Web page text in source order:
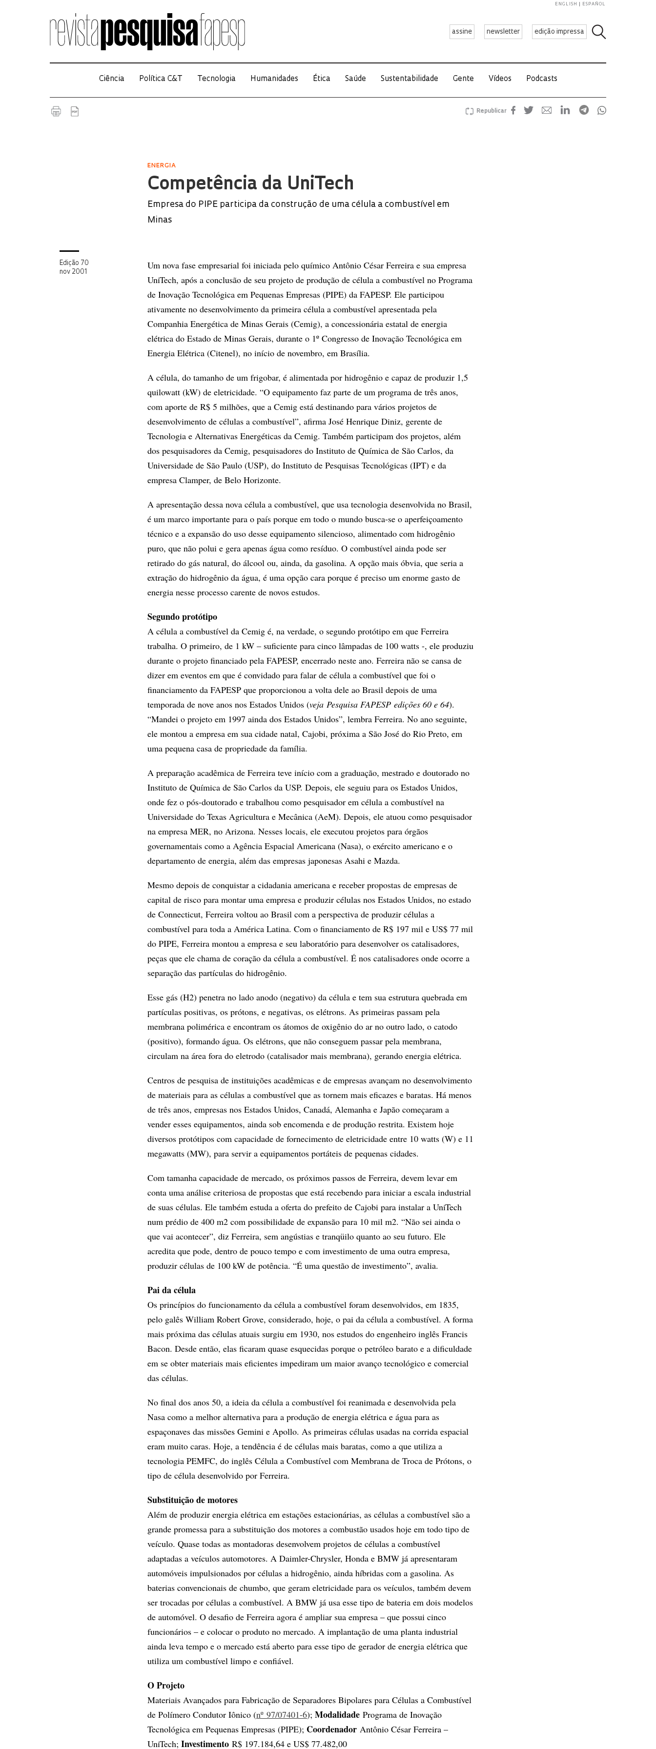
assine newsletter edição impressa
ENGLISH ESPAÑOL
Ciência Política C&T Tecnologia Humanidades Ética Saúde Sustentabilidade Gente Vídeos Podcasts
Republicar
ENERGIA
Competência da UniTech
Empresa do PIPE participa da construção de uma célula a combustível em
Minas
Edição 70
nov 2001
Um nova fase empresarial foi iniciada pelo químico Antônio César Ferreira e sua empresa
UniTech, após a conclusão de seu projeto de produção de célula a combustível no Programa
de Inovação Tecnológica em Pequenas Empresas (PIPE) da FAPESP. Ele participou
ativamente no desenvolvimento da primeira célula a combustível apresentada pela
Companhia Energética de Minas Gerais (Cemig), a concessionária estatal de energia
elétrica do Estado de Minas Gerais, durante o 1º Congresso de Inovação Tecnológica em
Energia Elétrica (Citenel), no início de novembro, em Brasília.
A célula, do tamanho de um frigobar, é alimentada por hidrogênio e capaz de produzir 1,5
quilowatt (kW) de eletricidade. “O equipamento faz parte de um programa de três anos,
com aporte de R$ 5 milhões, que a Cemig está destinando para vários projetos de
desenvolvimento de células a combustível”, afirma José Henrique Diniz, gerente de
Tecnologia e Alternativas Energéticas da Cemig. Também participam dos projetos, além
dos pesquisadores da Cemig, pesquisadores do Instituto de Química de São Carlos, da
Universidade de São Paulo (USP), do Instituto de Pesquisas Tecnológicas (IPT) e da
empresa Clamper, de Belo Horizonte.
A apresentação dessa nova célula a combustível, que usa tecnologia desenvolvida no Brasil,
é um marco importante para o país porque em todo o mundo busca-se o aperfeiçoamento
técnico e a expansão do uso desse equipamento silencioso, alimentado com hidrogênio
puro, que não polui e gera apenas água como resíduo. O combustível ainda pode ser
retirado do gás natural, do álcool ou, ainda, da gasolina. A opção mais óbvia, que seria a
extração do hidrogênio da água, é uma opção cara porque é preciso um enorme gasto de
energia nesse processo carente de novos estudos.
Segundo protótipo
A célula a combustível da Cemig é, na verdade, o segundo protótipo em que Ferreira
trabalha. O primeiro, de 1 kW – suficiente para cinco lâmpadas de 100 watts -, ele produziu
durante o projeto financiado pela FAPESP, encerrado neste ano. Ferreira não se cansa de
dizer em eventos em que é convidado para falar de célula a combustível que foi o
financiamento da FAPESP que proporcionou a volta dele ao Brasil depois de uma
temporada de nove anos nos Estados Unidos (veja Pesquisa FAPESP edições 60 e 64).
“Mandei o projeto em 1997 ainda dos Estados Unidos”, lembra Ferreira. No ano seguinte,
ele montou a empresa em sua cidade natal, Cajobi, próxima a São José do Rio Preto, em
uma pequena casa de propriedade da família.
A preparação acadêmica de Ferreira teve início com a graduação, mestrado e doutorado no
Instituto de Química de São Carlos da USP. Depois, ele seguiu para os Estados Unidos,
onde fez o pós-doutorado e trabalhou como pesquisador em célula a combustível na
Universidade do Texas Agricultura e Mecânica (AeM). Depois, ele atuou como pesquisador
na empresa MER, no Arizona. Nesses locais, ele executou projetos para órgãos
governamentais como a Agência Espacial Americana (Nasa), o exército americano e o
departamento de energia, além das empresas japonesas Asahi e Mazda.
Mesmo depois de conquistar a cidadania americana e receber propostas de empresas de
capital de risco para montar uma empresa e produzir células nos Estados Unidos, no estado
de Connecticut, Ferreira voltou ao Brasil com a perspectiva de produzir células a
combustível para toda a América Latina. Com o financiamento de R$ 197 mil e US$ 77 mil
do PIPE, Ferreira montou a empresa e seu laboratório para desenvolver os catalisadores,
peças que ele chama de coração da célula a combustível. É nos catalisadores onde ocorre a
separação das partículas do hidrogênio.
Esse gás (H2) penetra no lado anodo (negativo) da célula e tem sua estrutura quebrada em
partículas positivas, os prótons, e negativas, os elétrons. As primeiras passam pela
membrana polimérica e encontram os átomos de oxigênio do ar no outro lado, o catodo
(positivo), formando água. Os elétrons, que não conseguem passar pela membrana,
circulam na área fora do eletrodo (catalisador mais membrana), gerando energia elétrica.
Centros de pesquisa de instituições acadêmicas e de empresas avançam no desenvolvimento
de materiais para as células a combustível que as tornem mais eficazes e baratas. Há menos
de três anos, empresas nos Estados Unidos, Canadá, Alemanha e Japão começaram a
vender esses equipamentos, ainda sob encomenda e de produção restrita. Existem hoje
diversos protótipos com capacidade de fornecimento de eletricidade entre 10 watts (W) e 11
megawatts (MW), para servir a equipamentos portáteis de pequenas cidades.
Com tamanha capacidade de mercado, os próximos passos de Ferreira, devem levar em
conta uma análise criteriosa de propostas que está recebendo para iniciar a escala industrial
de suas células. Ele também estuda a oferta do prefeito de Cajobi para instalar a UniTech
num prédio de 400 m2 com possibilidade de expansão para 10 mil m2. “Não sei ainda o
que vai acontecer”, diz Ferreira, sem angústias e tranqüilo quanto ao seu futuro. Ele
acredita que pode, dentro de pouco tempo e com investimento de uma outra empresa,
produzir células de 100 kW de potência. “É uma questão de investimento”, avalia.
Pai da célula
Os princípios do funcionamento da célula a combustível foram desenvolvidos, em 1835,
pelo galês William Robert Grove, considerado, hoje, o pai da célula a combustível. A forma
mais próxima das células atuais surgiu em 1930, nos estudos do engenheiro inglês Francis
Bacon. Desde então, elas ficaram quase esquecidas porque o petróleo barato e a dificuldade
em se obter materiais mais eficientes impediram um maior avanço tecnológico e comercial
das células.
No final dos anos 50, a ideia da célula a combustível foi reanimada e desenvolvida pela
Nasa como a melhor alternativa para a produção de energia elétrica e água para as
espaçonaves das missões Gemini e Apollo. As primeiras células usadas na corrida espacial
eram muito caras. Hoje, a tendência é de células mais baratas, como a que utiliza a
tecnologia PEMFC, do inglês Célula a Combustível com Membrana de Troca de Prótons, o
tipo de célula desenvolvido por Ferreira.
Substituição de motores
Além de produzir energia elétrica em estações estacionárias, as células a combustível são a
grande promessa para a substituição dos motores a combustão usados hoje em todo tipo de
veículo. Quase todas as montadoras desenvolvem projetos de células a combustível
adaptadas a veículos automotores. A Daimler-Chrysler, Honda e BMW já apresentaram
automóveis impulsionados por células a hidrogênio, ainda híbridas com a gasolina. As
baterias convencionais de chumbo, que geram eletricidade para os veículos, também devem
ser trocadas por células a combustível. A BMW já usa esse tipo de bateria em dois modelos
de automóvel. O desafio de Ferreira agora é ampliar sua empresa – que possui cinco
funcionários – e colocar o produto no mercado. A implantação de uma planta industrial
ainda leva tempo e o mercado está aberto para esse tipo de gerador de energia elétrica que
utiliza um combustível limpo e confiável.
O Projeto
Materiais Avançados para Fabricação de Separadores Bipolares para Células a Combustível
de Polímero Condutor Iônico (nº 97/07401-6); Modalidade Programa de Inovação
Tecnológica em Pequenas Empresas (PIPE); Coordenador Antônio César Ferreira –
UniTech; Investimento R$ 197.184,64 e US$ 77.482,00